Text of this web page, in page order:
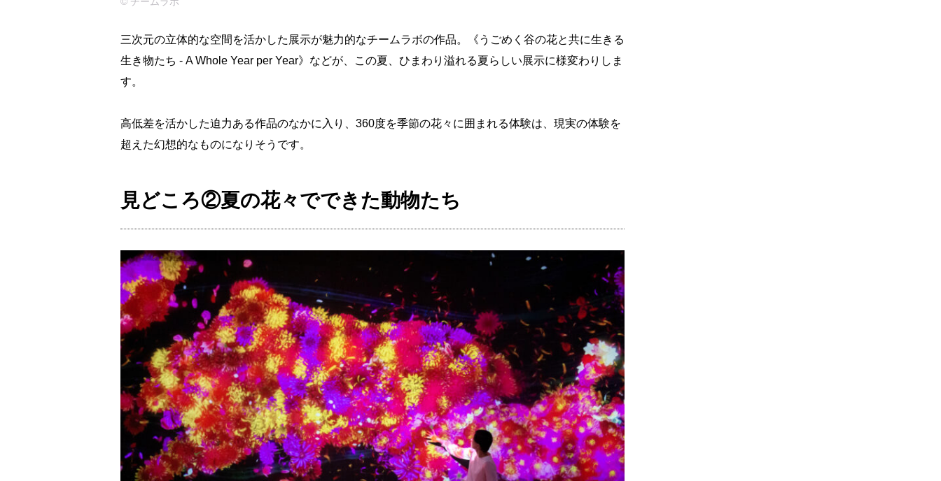
三次元の立体的な空間を活かした展示が魅力的なチームラボの作品。《うごめく谷の花と共に生きる
生き物たち - A Whole Year per Year》などが、この夏、ひまわり溢れる夏らしい展示に様変わりしま
す。
高低差を活かした迫力ある作品のなかに入り、360度を季節の花々に囲まれる体験は、現実の体験を
超えた幻想的なものになりそうです。
見どころ②夏の花々でできた動物たち